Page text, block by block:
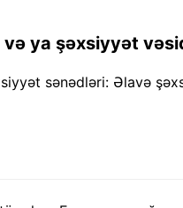
ya şəxsiyyət
sənədləri: Əlavə